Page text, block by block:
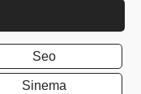
Seo
Sinema